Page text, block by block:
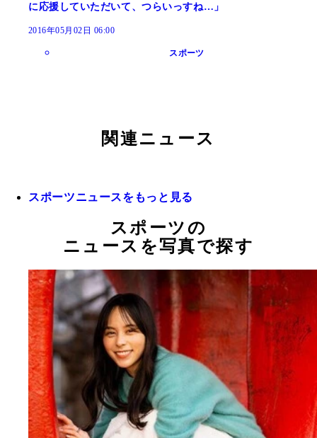
に応援していただいて、つらいっすね…」
2016年05月02日 06:00
スポーツ
関連ニュース
スポーツニュースをもっと見る
スポーツの
ニュースを写真で探す